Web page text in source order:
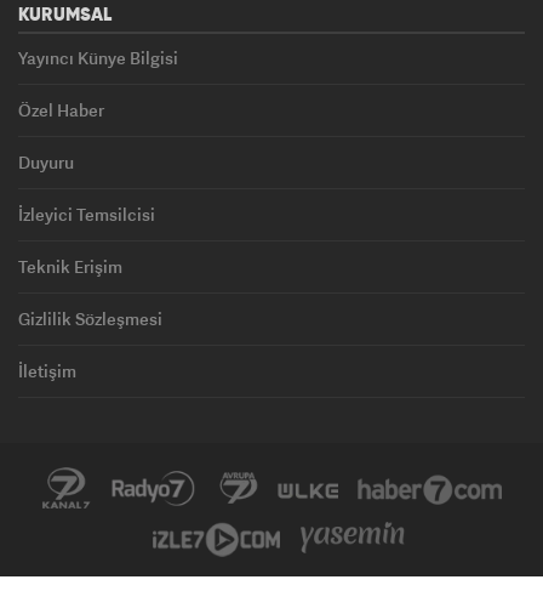
KURUMSAL
Yayıncı Künye Bilgisi
Özel Haber
Duyuru
İzleyici Temsilcisi
Teknik Erişim
Gizlilik Sözleşmesi
İletişim